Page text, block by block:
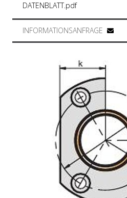
DATENBLATT.pdf
INFORMATIONSANFRAGE